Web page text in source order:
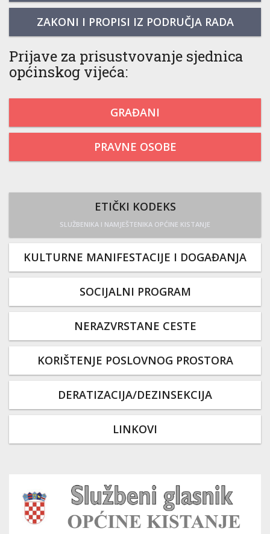
ZAKONI I PROPISI IZ PODRUČJA RADA
Prijave za prisustvovanje sjednica
općinskog vijeća:
GRAĐANI
PRAVNE OSOBE
ETIČKI KODEKS
SLUŽBENIKA I NAMJEŠTENIKA OPĆINE KISTANJE
KULTURNE MANIFESTACIJE I DOGAĐANJA
SOCIJALNI PROGRAM
NERAZVRSTANE CESTE
KORIŠTENJE POSLOVNOG PROSTORA
DERATIZACIJA/DEZINSEKCIJA
LINKOVI